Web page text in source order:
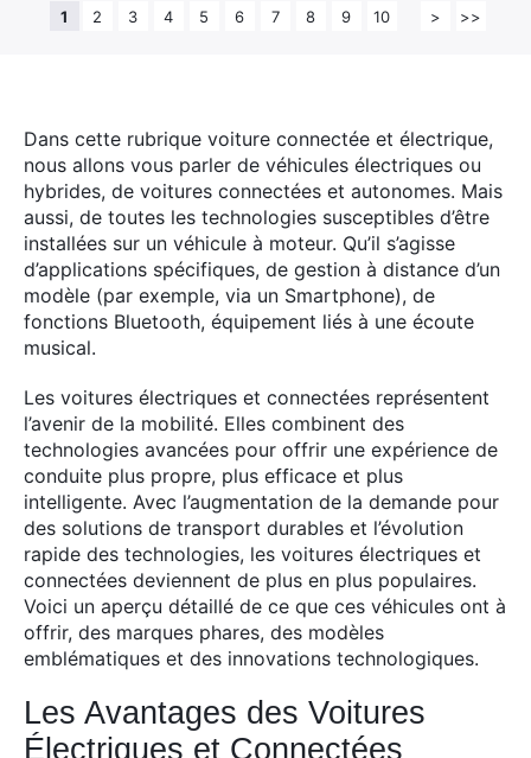
Dans cette rubrique voiture connectée et électrique,
nous allons vous parler de véhicules électriques ou
hybrides, de voitures connectées et autonomes. Mais
aussi, de toutes les technologies susceptibles d’être
installées sur un véhicule à moteur. Qu’il s’agisse
d’applications spécifiques, de gestion à distance d’un
modèle (par exemple, via un Smartphone), de
fonctions Bluetooth, équipement liés à une écoute
musical.
Les voitures électriques et connectées représentent
l’avenir de la mobilité. Elles combinent des
technologies avancées pour offrir une expérience de
conduite plus propre, plus efficace et plus
intelligente. Avec l’augmentation de la demande pour
des solutions de transport durables et l’évolution
rapide des technologies, les voitures électriques et
connectées deviennent de plus en plus populaires.
Voici un aperçu détaillé de ce que ces véhicules ont à
offrir, des marques phares, des modèles
emblématiques et des innovations technologiques.
Les Avantages des Voitures
Électriques et Connectées
1 2 3 4 5 6 7 8 9 10 > >>